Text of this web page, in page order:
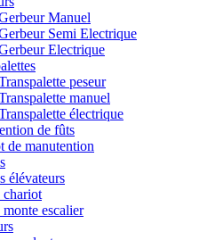
Manuel
Semi Electrique
Electrique
peseur
manuel
électrique
de fûts
de manutention
élévateurs
escalier